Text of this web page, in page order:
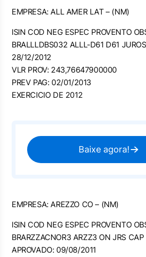
EMPRESA: ALL AMER LAT – (NM)
ISIN COD NEG ESPEC PROVENTO
BRALLLDBS032 ALLL-D61 D61
28/12/2012
VLR PROV: 243,76647900000
PREV PAG: 02/01/2013
EXERCICIO DE 2012
Baixe agora!
EMPRESA: AREZZO CO – (NM)
ISIN COD NEG ESPEC PROVENTO
BRARZZACNOR3 ARZZ3 ON JRS CAP
APROVADO: 09/08/2011